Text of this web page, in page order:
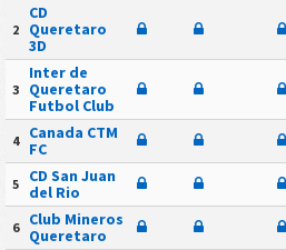
2
CD
Queretaro
3D
3
Inter de
Queretaro
Futbol Club
4
Canada CTM
FC
5
CD San Juan
del Rio
6
Club Mineros
Queretaro